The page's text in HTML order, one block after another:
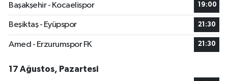
Başakşehir - Kocaelispor
19:00
Beşiktaş - Eyüpspor 21:30
Amed - Erzurumspor FK 21:30
17 Ağustos, Pazartesi